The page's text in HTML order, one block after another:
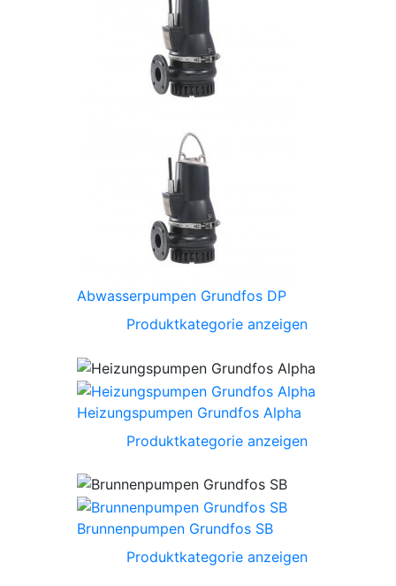
Abwasserpumpen Grundfos DP
Produktkategorie anzeigen
Heizungspumpen Grundfos Alpha
Produktkategorie anzeigen
Brunnenpumpen Grundfos SB
Produktkategorie anzeigen